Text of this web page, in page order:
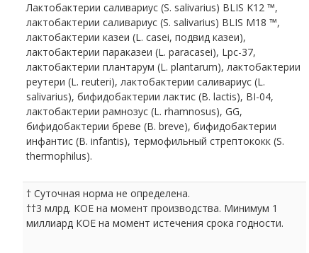
Лактобактерии саливариус (S. salivarius) BLIS K12 ™,
лактобактерии саливариус (S. salivarius) BLIS M18 ™,
лактобактерии казеи (L. casei, подвид казеи),
лактобактерии параказеи (L. paracasei), Lpc-37,
лактобактерии плантарум (L. plantarum), лактобактерии
реутери (L. reuteri), лактобактерии саливариус (L.
salivarius), бифидобактерии лактис (B. lactis), BI-04,
лактобактерии рамнозус (L. rhamnosus), GG,
бифидобактерии бреве (B. breve), бифидобактерии
инфантис (B. infantis), термофильный стрептококк (S.
thermophilus).
† Суточная норма не определена.
††3 млрд. КОЕ на момент производства. Минимум 1
миллиард КОЕ на момент истечения срока годности.